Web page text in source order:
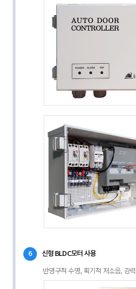
6 신형 BLDC모터 사용
반영구적 수명, 획기적 저소음, 강